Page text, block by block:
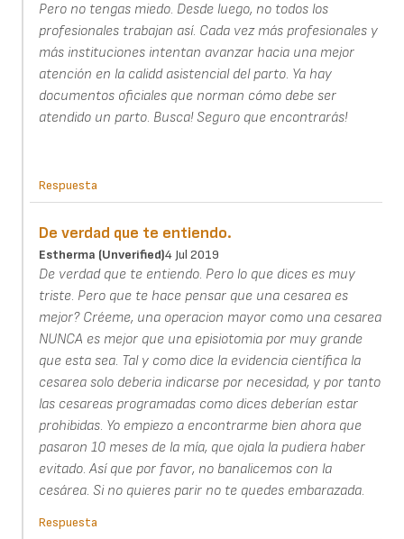
Pero no tengas miedo. Desde luego, no todos los
profesionales trabajan así. Cada vez más profesionales y
más instituciones intentan avanzar hacia una mejor
atención en la calidd asistencial del parto. Ya hay
documentos oficiales que norman cómo debe ser
atendido un parto. Busca! Seguro que encontrarás!
Respuesta
De verdad que te entiendo.
Estherma (unverified)4 Jul 2019
De verdad que te entiendo. Pero lo que dices es muy
triste. Pero que te hace pensar que una cesarea es
mejor? Créeme, una operacion mayor como una cesarea
NUNCA es mejor que una episiotomia por muy grande
que esta sea. Tal y como dice la evidencia científica la
cesarea solo deberia indicarse por necesidad, y por tanto
las cesareas programadas como dices deberían estar
prohibidas. Yo empiezo a encontrarme bien ahora que
pasaron 10 meses de la mía, que ojala la pudiera haber
evitado. Así que por favor, no banalicemos con la
cesárea. Si no quieres parir no te quedes embarazada.
Respuesta